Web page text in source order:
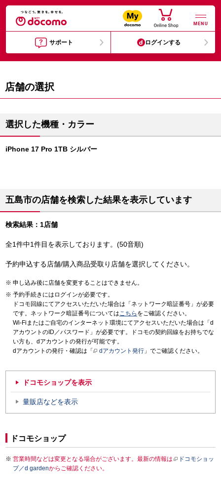
MENU
サポート ログインする
店舗の選択
選択した機種・カラー
iPhone 17 Pro 1TB シルバー
五島市の店舗を検索した結果を表示しています
検索結果：1店舗
全1件中1件目を表示しております。(50音順)
予約申込する店舗/購入商品受取り店舗を選択してください。
申し込み後に店舗を変更することはできません。
予約手続きにはログインが必要です。
ドコモ回線にてアクセスいただいた場合は「ネットワーク暗証番号」が必要
です。ネットワーク暗証番号についてはこちら をご確認ください。
Wi-Fiまたはご自宅のインターネット環境にてアクセスいただいた場合は「d
アカウントのID／パスワード」が必要です。ドコモの契約回線をお持ちでな
い方も、dアカウントの発行が可能です。
dアカウントの発行・確認は「
dアカウント発行 」でご確認ください。
ドコモショップを表示
量販店などを表示
ドコモショップ
営業時間などは変更となる場合がございます。最新の情報は
ドコモショッ
プ／d gardenからご確認ください。